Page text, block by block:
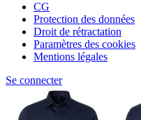
CG
Protection des données
Droit de rétractation
Paramètres des cookies
Mentions légales
Se connecter